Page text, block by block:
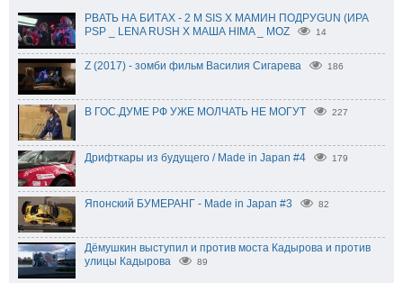
РВАТЬ НА БИТАХ - 2 M SIS Х МАМИН ПОДРУGUN (ИРА
PSP _ LENA RUSH X МАША HIMA _ MOZ
14
Z (2017) - зомби фильм Василия Сигарева 186
В ГОС.ДУМЕ РФ УЖЕ МОЛЧАТЬ НЕ МОГУТ 227
Дрифткары из будущего / Made in Japan #4 179
Японский БУМЕРАНГ - Made in Japan #3 82
Дёмушкин выступил и против моста Кадырова и против
улицы Кадырова
89